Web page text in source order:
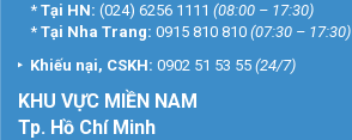
* Tại HN: (024) 6256 1111 (08:00 – 17:30)
* Tại Nha Trang: 0915 810 810 (07:30 – 17:30)
Khiếu nại, CSKH: 0902 51 53 55 (24/7)
KHU VỰC MIỀN NAM
Tp. Hồ Chí Minh